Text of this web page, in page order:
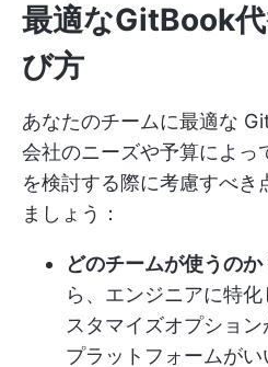
最適なGitBook
び方
あなたのチームに最適な
会社のニーズや予算によっ
を検討する際に考慮すべき
ましょう：
どのチームが使うの
ら、エンジニアに特
スタマイズオプショ
プラットフォームが